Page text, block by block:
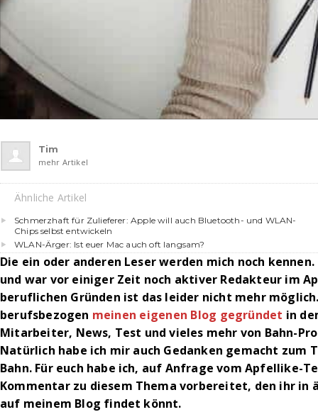
Tim
mehr Artikel
Ähnliche Artikel
Schmerzhaft für Zulieferer: Apple will auch Bluetooth- und WLAN-
Chips selbst entwickeln
WLAN-Ärger: Ist euer Mac auch oft langsam?
Die ein oder anderen Leser werden mich noch
und war vor einiger Zeit noch aktiver Redakteur im
beruflichen Gründen ist das leider nicht mehr
berufsbezogen meinen eigenen Blog gegründet in
Mitarbeiter, News, Test und vieles mehr von Bahn-
Natürlich habe ich mir auch Gedanken gemacht zum
Bahn. Für euch habe ich, auf Anfrage vom Apfellike-
Kommentar zu diesem Thema vorbereitet, den ihr in
auf meinem Blog findet könnt.